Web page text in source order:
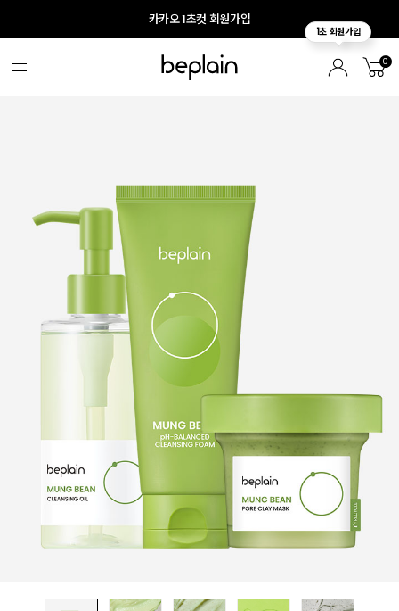
카카오 1초컷 회원가입
0